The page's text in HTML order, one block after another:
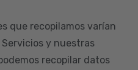
que recopilamos varían
y nuestras
recopilar datos